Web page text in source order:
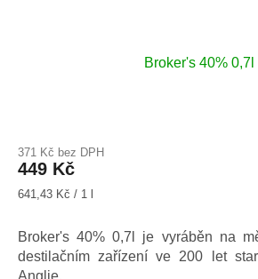
Broker's 40% 0,7l
371 Kč bez DPH
449 Kč
Měrná
641,43 Kč / 1 l
Broker's 40% 0,7l je vyráběn na
destilačním zařízení ve 200 let
Anglie.